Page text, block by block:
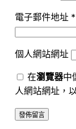
電子郵件地址 *
個人網站網址
在瀏覽器中
人網站網址，